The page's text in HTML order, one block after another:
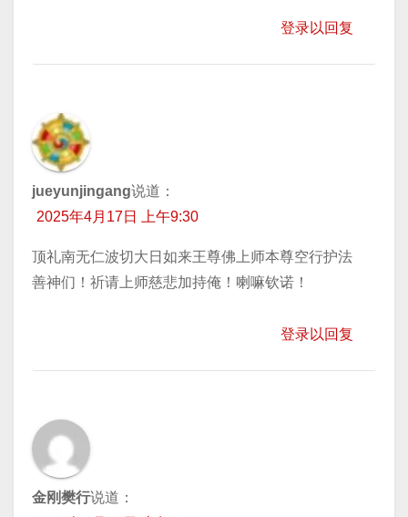
登录以回复
jueyunjingang说道：
2025年4月17日 上午9:30
顶礼南无仁波切大日如来王尊佛上师本尊空行护法
善神们！祈请上师慈悲加持俺！喇嘛钦诺！
登录以回复
金刚樊行说道：